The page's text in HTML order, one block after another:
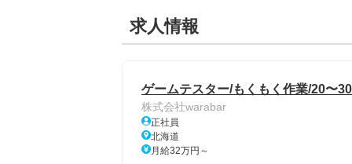
求人情報
ゲームテスター/もくもく作業/20〜
株式会社warabar
正社員
北海道
月給32万円～